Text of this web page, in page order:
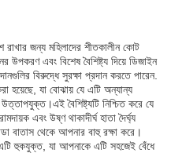
জন্য মহিলাদের শীতকালীন কোট
এবং বিশেষ বৈশিষ্ট্য দিয়ে ডিজাইন
বিরুদ্ধে সুরক্ষা প্রদান করতে পারেন.
হয়েছে, যা বোঝায় যে এটি অন্যান্য
বৈশিষ্ট্যটি নিশ্চিত করে যে
এবং উষ্ণ থাকাদীর্ঘ হাতা দৈর্ঘ্য
বাতাস থেকে আপনার বাহু রক্ষা করে।
হুকযুক্ত, যা আপনাকে এটি সহজেই বেঁধে